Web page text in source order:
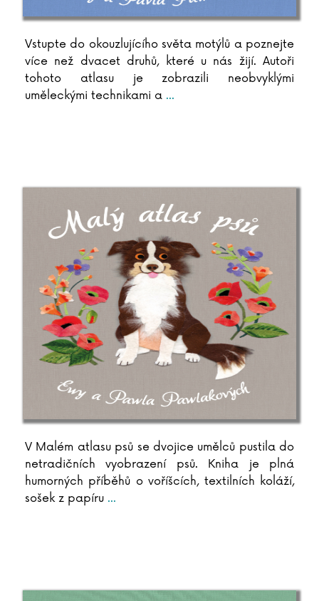
Vstupte do okouzlujícího světa motýlů a poznejte
více než dvacet druhů, které u nás žijí. Autoři
tohoto atlasu je zobrazili neobvyklými
uměleckými technikami a ...
V Malém atlasu psů se dvojice umělců pustila do
netradičních vyobrazení psů. Kniha je plná
humorných příběhů o voříšcích, textilních koláží,
sošek z papíru ...